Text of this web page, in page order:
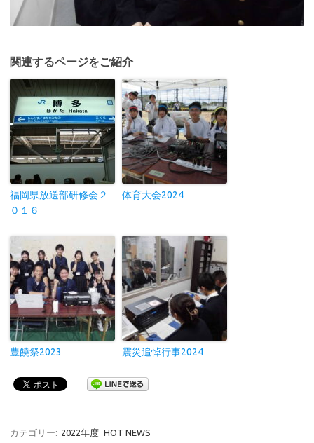
関連するページをご紹介
福岡県放送部研修会２
０１６
体育大会2024
豊饒祭2023 震災追悼行事2024
カテゴリー: 2022年度 HOT NEWS